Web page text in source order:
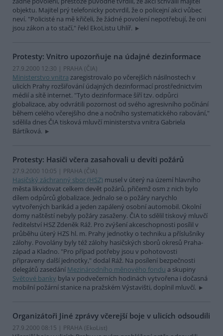
objektu. Majitel prý telefonicky potvrdil, že o policejní akci vůbec
neví. "Policisté na mě křičeli, že žádné povolení nepotřebují, že oni
jsou zákon a to stačí," řekl EkoListu Uhlíř.
Protesty: Vnitro upozorňuje na údajné dezinformace
27.9.2000 12:30 | PRAHA (ČIA)
Ministerstvo vnitra zaregistrovalo po včerejších násilnostech v
ulicích Prahy rozšiřování údajných dezinformací prostřednictvím
médií a sítě internet. "Tyto dezinformace šíří tzv. odpůrci
globalizace, aby odvrátili pozornost od svého agresivního počínání
během celého včerejšího dne a nočního systematického rabování,"
sdělila dnes ČIA tisková mluvčí ministerstva vnitra Gabriela
Bártíková.
Protesty: Hasiči včera zasahovali u devíti požárů
27.9.2000 10:05 | PRAHA (ČIA)
Hasičský záchranný sbor (HSZ) musel v úterý na území hlavního
města likvidovat celkem devět požárů, přičemž osm z nich bylo
dílem odpůrců globalizace. Jednalo se o požáry narychlo
vytvořených barikád a jeden zapálený osobní automobil. Okolní
domy naštěstí nebyly požáry zasaženy. ČIA to sdělil tiskový mluvčí
ředitelství HSZ Zdeněk Ráž. Pro zvýšení akceschopnosti posílil v
průběhu úterý HZS hl. m. Prahy jednotky o techniku a příslušníky
zálohy. Povolány byly též zálohy hasičských sborů okresů Praha-
západ a Kladno. "Pro případ potřeby jsou v pohotovosti
připraveny další jednotky," dodal Ráž. Na posílení bezpečnosti
delegátů zasedání Mezinárodního měnového fondu a skupiny
Světové banky byla v podvečerních hodinách vytvořena i dočasná
mobilní požární stanice na pražském Výstavišti, doplnil mluvčí.
Organizátoři Jiné zprávy včerejší boje v ulicích odsoudili
27.9.2000 08:15 | PRAHA (EkoList)